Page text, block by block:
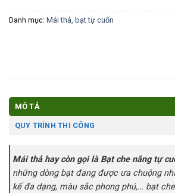
Danh mục: Mái thả, bạt tự cuốn
MÔ TẢ
QUY TRÌNH THI CÔNG
Mái thả hay còn gọi là Bạt che nắng tự
những dòng bạt đang được ưa chuộng
kế đa dạng, màu sắc phong phú,… bạt